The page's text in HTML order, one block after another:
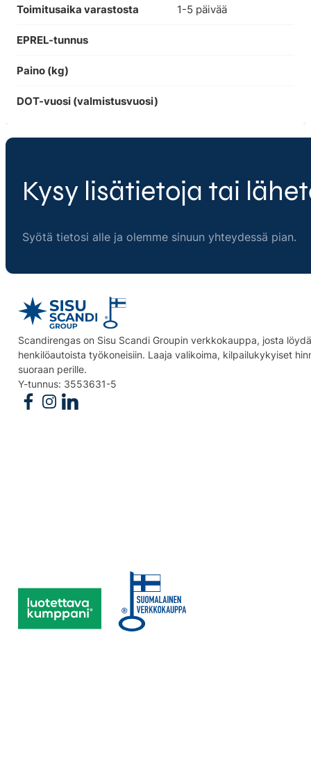
Toimitusaika varastosta 1-5 päivää
EPREL-tunnus
Paino (kg)
DOT-vuosi (valmistusvuosi)
Kysy lisätietoja tai
Syötä tietosi alle ja olemme sinuun yhteydessä pian.
Scandirengas on Sisu Scandi Groupin verkkokauppa, josta
henkilöautoista työkoneisiin. Laaja valikoima, kilpailukykyiset
suoraan perille.
Y-tunnus: 3553631-5
Follow us on Facebook
Follow us on Instagram
Follow us on Linkedin